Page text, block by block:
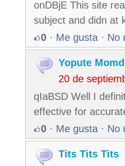
onDBjE This site
subject and didn at
0 · Me gusta · No
Yopute
20 de
qIaBSD Well I
effective for
0 · Me gusta · No
Tits Tits Tits